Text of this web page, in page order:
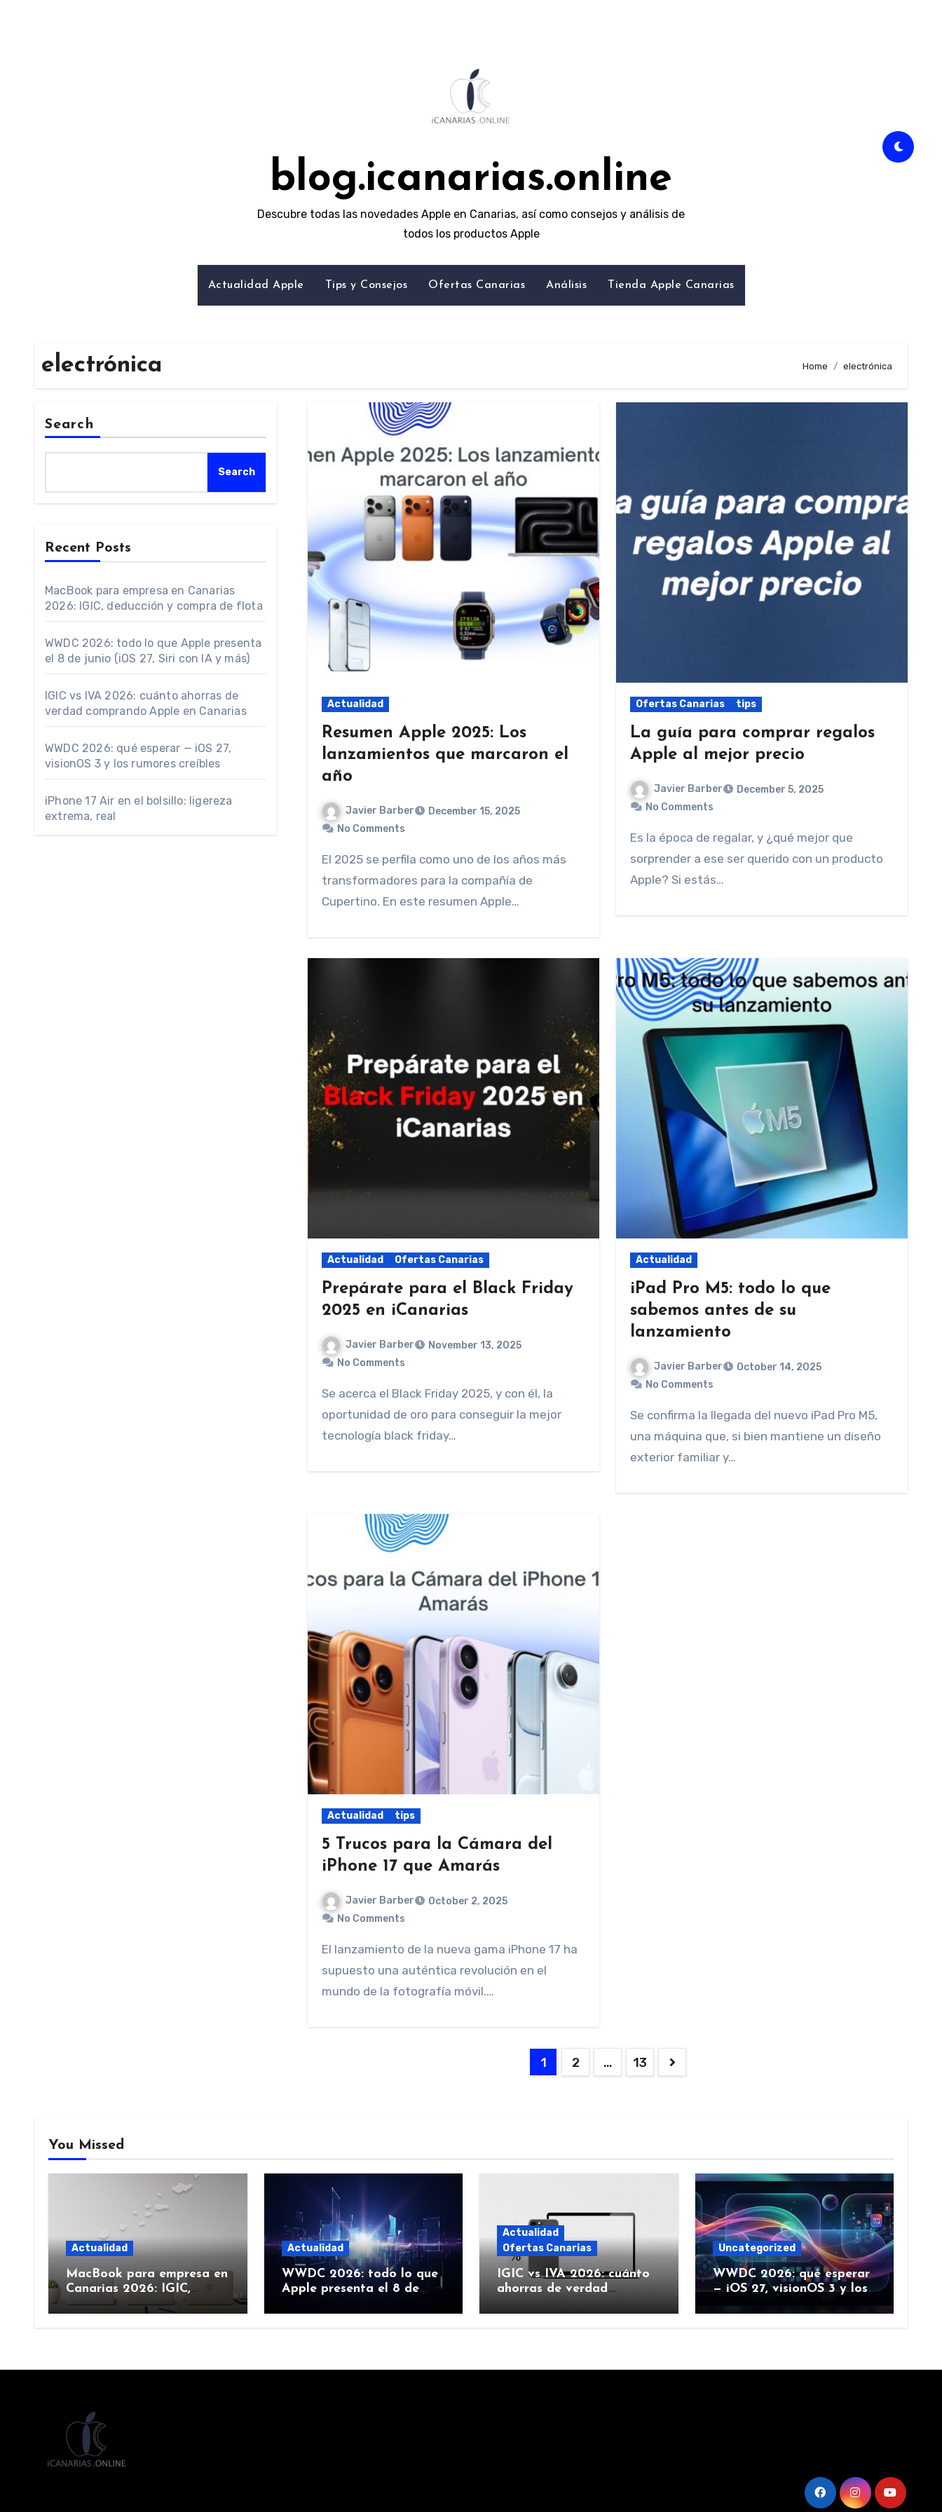
blog.icanarias.online
Descubre todas las novedades Apple en Canarias, así como consejos y análisis de
todos los productos Apple
Actualidad Apple Tips y Consejos Ofertas Canarias Análisis Tienda Apple Canarias
electrónica Home electrónica
Search
Search
Recent Posts
MacBook para empresa en Canarias
2026: IGIC, deducción y compra de flota
WWDC 2026: todo lo que Apple presenta
el 8 de junio (iOS 27, Siri con IA y más)
IGIC vs IVA 2026: cuánto ahorras de
verdad comprando Apple en Canarias
WWDC 2026: qué esperar — iOS 27,
visionOS 3 y los rumores creíbles
iPhone 17 Air en el bolsillo: ligereza
extrema, real
Actualidad
Resumen Apple 2025: Los
lanzamientos que marcaron el
año
Javier Barber
December 15, 2025
No Comments
El 2025 se perfila como uno de los años más
transformadores para la compañía de
Cupertino. En este resumen Apple…
Ofertas Canarias tips
La guía para comprar regalos
Apple al mejor precio
Javier Barber
December 5, 2025
No Comments
Es la época de regalar, y ¿qué mejor que
sorprender a ese ser querido con un producto
Apple? Si estás…
Actualidad Ofertas Canarias
Prepárate para el Black Friday
2025 en iCanarias
Javier Barber
November 13, 2025
No Comments
Se acerca el Black Friday 2025, y con él, la
oportunidad de oro para conseguir la mejor
tecnología black friday…
Actualidad
iPad Pro M5: todo lo que
sabemos antes de su
lanzamiento
Javier Barber
October 14, 2025
No Comments
Se confirma la llegada del nuevo iPad Pro M5,
una máquina que, si bien mantiene un diseño
exterior familiar y…
Actualidad tips
5 Trucos para la Cámara del
iPhone 17 que Amarás
Javier Barber
October 2, 2025
No Comments
El lanzamiento de la nueva gama iPhone 17 ha
supuesto una auténtica revolución en el
mundo de la fotografía móvil.…
Posts
1 2 … 13
You Missed
Actualidad
MacBook para empresa en
Canarias 2026: IGIC,
deducción y compra de
flota
Actualidad
WWDC 2026: todo lo que
Apple presenta el 8 de
más)
Actualidad
Ofertas Canarias
IGIC vs IVA 2026: cuánto
ahorras de verdad
Canarias
Uncategorized
WWDC 2026: qué esperar
— iOS 27, visionOS 3 y los
rumores creíbles